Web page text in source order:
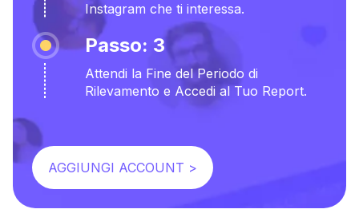
Instagram che ti interessa.
Passo: 3
Attendi la Fine del Periodo di
Rilevamento e Accedi al Tuo Report.
AGGIUNGI ACCOUNT >